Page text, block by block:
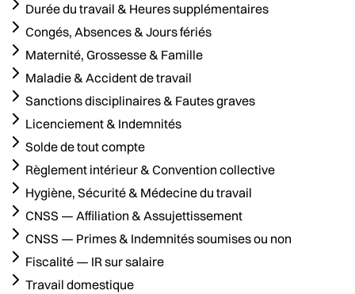
Durée du travail & Heures supplémentaires
Congés, Absences & Jours fériés
Maternité, Grossesse & Famille
Maladie & Accident de travail
Sanctions disciplinaires & Fautes graves
Licenciement & Indemnités
Solde de tout compte
Règlement intérieur & Convention collective
Hygiène, Sécurité & Médecine du travail
CNSS — Affiliation & Assujettissement
CNSS — Primes & Indemnités soumises ou non
Fiscalité — IR sur salaire
Travail domestique